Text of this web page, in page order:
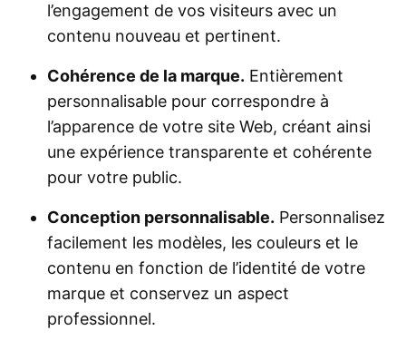
l’engagement de vos visiteurs avec un
contenu nouveau et pertinent.
Cohérence de la marque. Entièrement
personnalisable pour correspondre à
l’apparence de votre site Web, créant ainsi
une expérience transparente et cohérente
pour votre public.
Conception personnalisable. Personnalisez
facilement les modèles, les couleurs et le
contenu en fonction de l’identité de votre
marque et conservez un aspect
professionnel.